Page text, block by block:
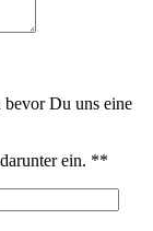
bevor Du uns eine
ein. **